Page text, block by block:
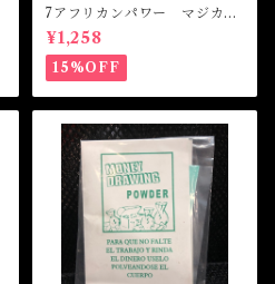
7アフリカンパワー マジカル
オイル・魔女オイル 7AFRI
CAN POWERS Magical Oil
¥1,258
15%OFF